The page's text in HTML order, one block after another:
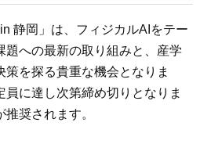
静岡」は、フィジカルAIをテー
題への最新の取り組みと、産学
を探る貴重な機会となりま
に達し次第締め切りとなりま
奨されます。